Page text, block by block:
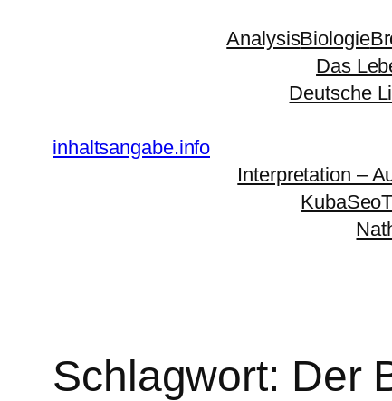
inhaltsangabe.info
AnalysisBiologie
Das
Deutsche
Interpretation –
Schlagwort: Der